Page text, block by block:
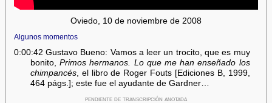
Oviedo, 10 de noviembre de 2008
Algunos momentos
0:00:42 Gustavo Bueno: Vamos a leer un trocito, que es muy
bonito,Primos hermanos. Lo que me han enseñado los
chimpancés, el libro de Roger Fouts [Ediciones B, 1999,
464 págs.]; este fue el ayudante de Gardner…
pendiente de transcripción anotada